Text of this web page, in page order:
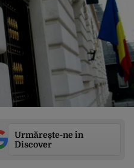
Urmărește-ne în
Discover